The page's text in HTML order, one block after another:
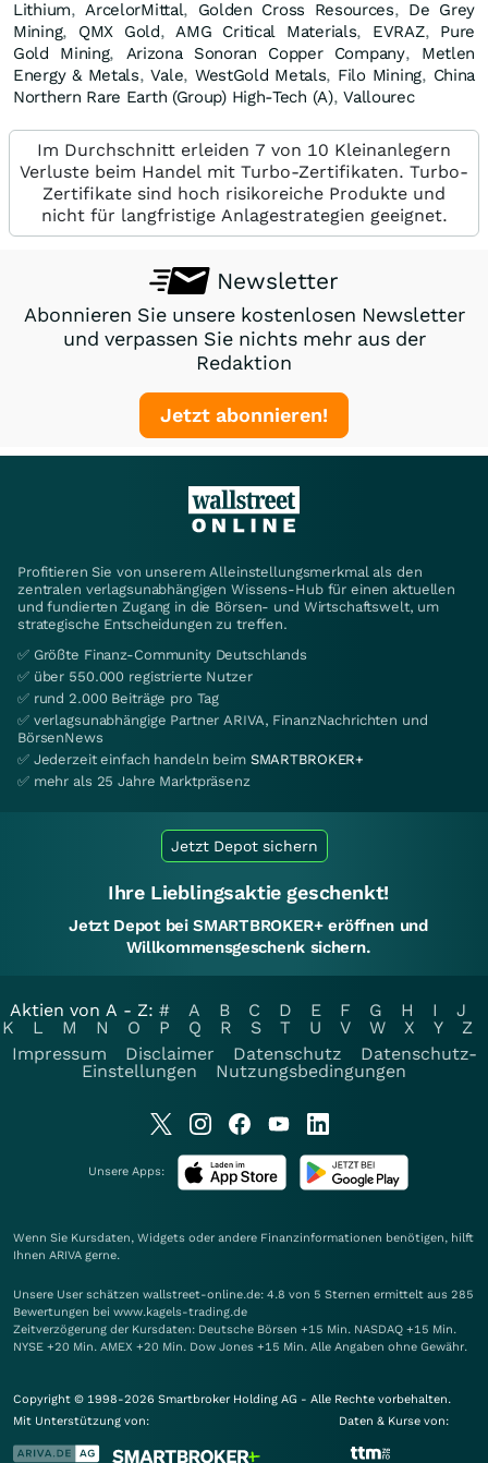
Lithium,ArcelorMittal, Golden Cross Resources, De Grey
Mining, QMX Gold,AMG Critical Materials, EVRAZ, Pure
Gold Mining, Arizona Sonoran Copper Company, Metlen
Energy & Metals,Vale, WestGold Metals, Filo Mining, China
Northern Rare Earth (Group) High-Tech (A),Vallourec
Im Durchschnitt erleiden 7 von 10 Kleinanlegern
Verluste beim Handel mit Turbo-Zertifikaten. Turbo-
Zertifikate sind hoch risikoreiche Produkte und
nicht für langfristige Anlagestrategien geeignet.
Newsletter
Abonnieren Sie unsere kostenlosen Newsletter
und verpassen Sie nichts mehr aus der
Redaktion
Jetzt abonnieren!
Profitieren Sie von unserem Alleinstellungsmerkmal als den
zentralen verlagsunabhängigen Wissens-Hub für einen aktuellen
und fundierten Zugang in die Börsen- und Wirtschaftswelt, um
strategische Entscheidungen zu treffen.
✅ Größte Finanz-Community Deutschlands
✅ über 550.000 registrierte Nutzer
✅ rund 2.000 Beiträge pro Tag
✅ verlagsunabhängige Partner ARIVA, FinanzNachrichten und
BörsenNews
✅ Jederzeit einfach handeln beim SMARTBROKER+
✅ mehr als 25 Jahre Marktpräsenz
Jetzt Depot sichern
Ihre Lieblingsaktie geschenkt!
Jetzt Depot bei SMARTBROKER+ eröffnen und
Willkommensgeschenk sichern.
Aktien von A - Z: # A B C D E F G H I
J
K
L M N O P Q R S T U V W X Y
Z
Impressum
Disclaimer Datenschutz
Datenschutz-
Einstellungen
Nutzungsbedingungen
Unsere Apps:
Wenn Sie Kursdaten, Widgets oder andere Finanzinformationen benötigen, hilft
Ihnen ARIVA gerne.
Unsere User schätzen wallstreet-online.de: 4.8 von 5 Sternen ermittelt aus 285
Bewertungen bei www.kagels-trading.de
Zeitverzögerung der Kursdaten: Deutsche Börsen +15 Min. NASDAQ +15 Min.
NYSE +20 Min. AMEX +20 Min. Dow Jones +15 Min. Alle Angaben ohne Gewähr.
Copyright © 1998-2026 Smartbroker Holding AG - Alle Rechte vorbehalten.
Mit Unterstützung von:
Daten & Kurse von: